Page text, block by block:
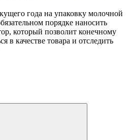
года на упаковку молочной
порядке наносить
который позволит конечному
в качестве товара и отследить